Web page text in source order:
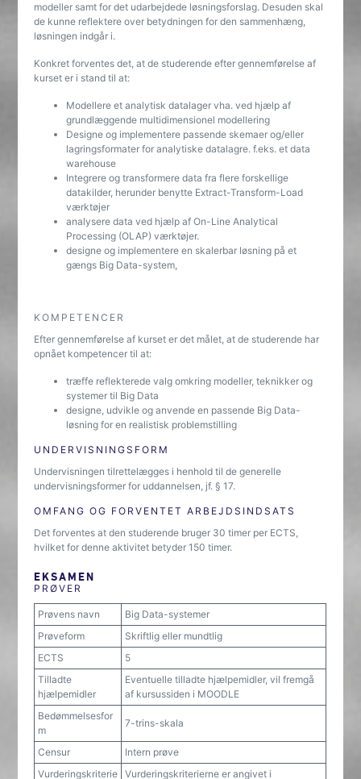
modeller samt for det udarbejdede løsningsforslag. Desuden skal
de kunne reflektere over betydningen for den sammenhæng,
løsningen indgår i.
Konkret forventes det, at de studerende efter gennemførelse af
kurset er i stand til at:
Modellere et analytisk datalager vha. ved hjælp af
grundlæggende multidimensionel modellering
Designe og implementere passende skemaer og/eller
lagringsformater for analytiske datalagre. f.eks. et data
warehouse
Integrere og transformere data fra flere forskellige
datakilder, herunder benytte Extract-Transform-Load
værktøjer
analysere data ved hjælp af On-Line Analytical
Processing (OLAP) værktøjer.
designe og implementere en skalerbar løsning på et
gængs Big Data-system,
KOMPETENCER
Efter gennemførelse af kurset er det målet, at de studerende har
opnået kompetencer til at:
træffe reflekterede valg omkring modeller, teknikker og
systemer til Big Data
designe, udvikle og anvende en passende Big Data-
løsning for en realistisk problemstilling
UNDERVISNINGSFORM
Undervisningen tilrettelægges i henhold til de generelle
undervisningsformer for uddannelsen, jf. § 17.
OMFANG OG FORVENTET ARBEJDSINDSATS
Det forventes at den studerende bruger 30 timer per ECTS,
hvilket for denne aktivitet betyder 150 timer.
EKSAMEN
PRØVER
Prøvens navn
Big Data-systemer
Prøveform
Skriftlig eller mundtlig
ECTS
5
Tilladte
hjælpemidler
Eventuelle tilladte hjælpemidler, vil fremgå
af kursussiden i MOODLE
Bedømmelsesfor
m
7-trins-skala
Censur
Intern prøve
Vurderingskriterie
Vurderingskriterierne er angivet i